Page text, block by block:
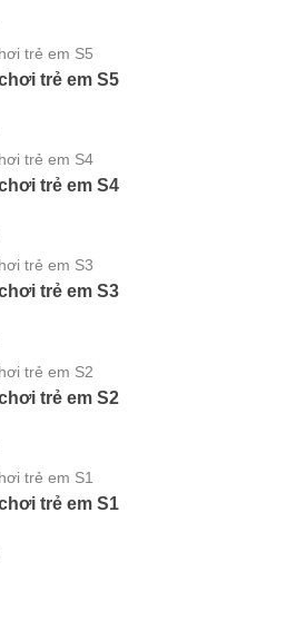
trẻ em S5
trẻ em S4
trẻ em S3
trẻ em S2
trẻ em S1